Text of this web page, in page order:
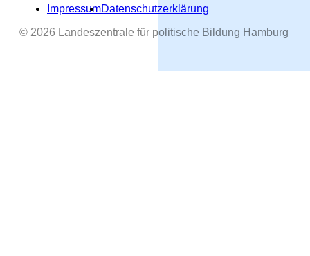
ImpressumDatenschutzerklärung
© 2026 Landeszentrale für politische Bildung Hamburg